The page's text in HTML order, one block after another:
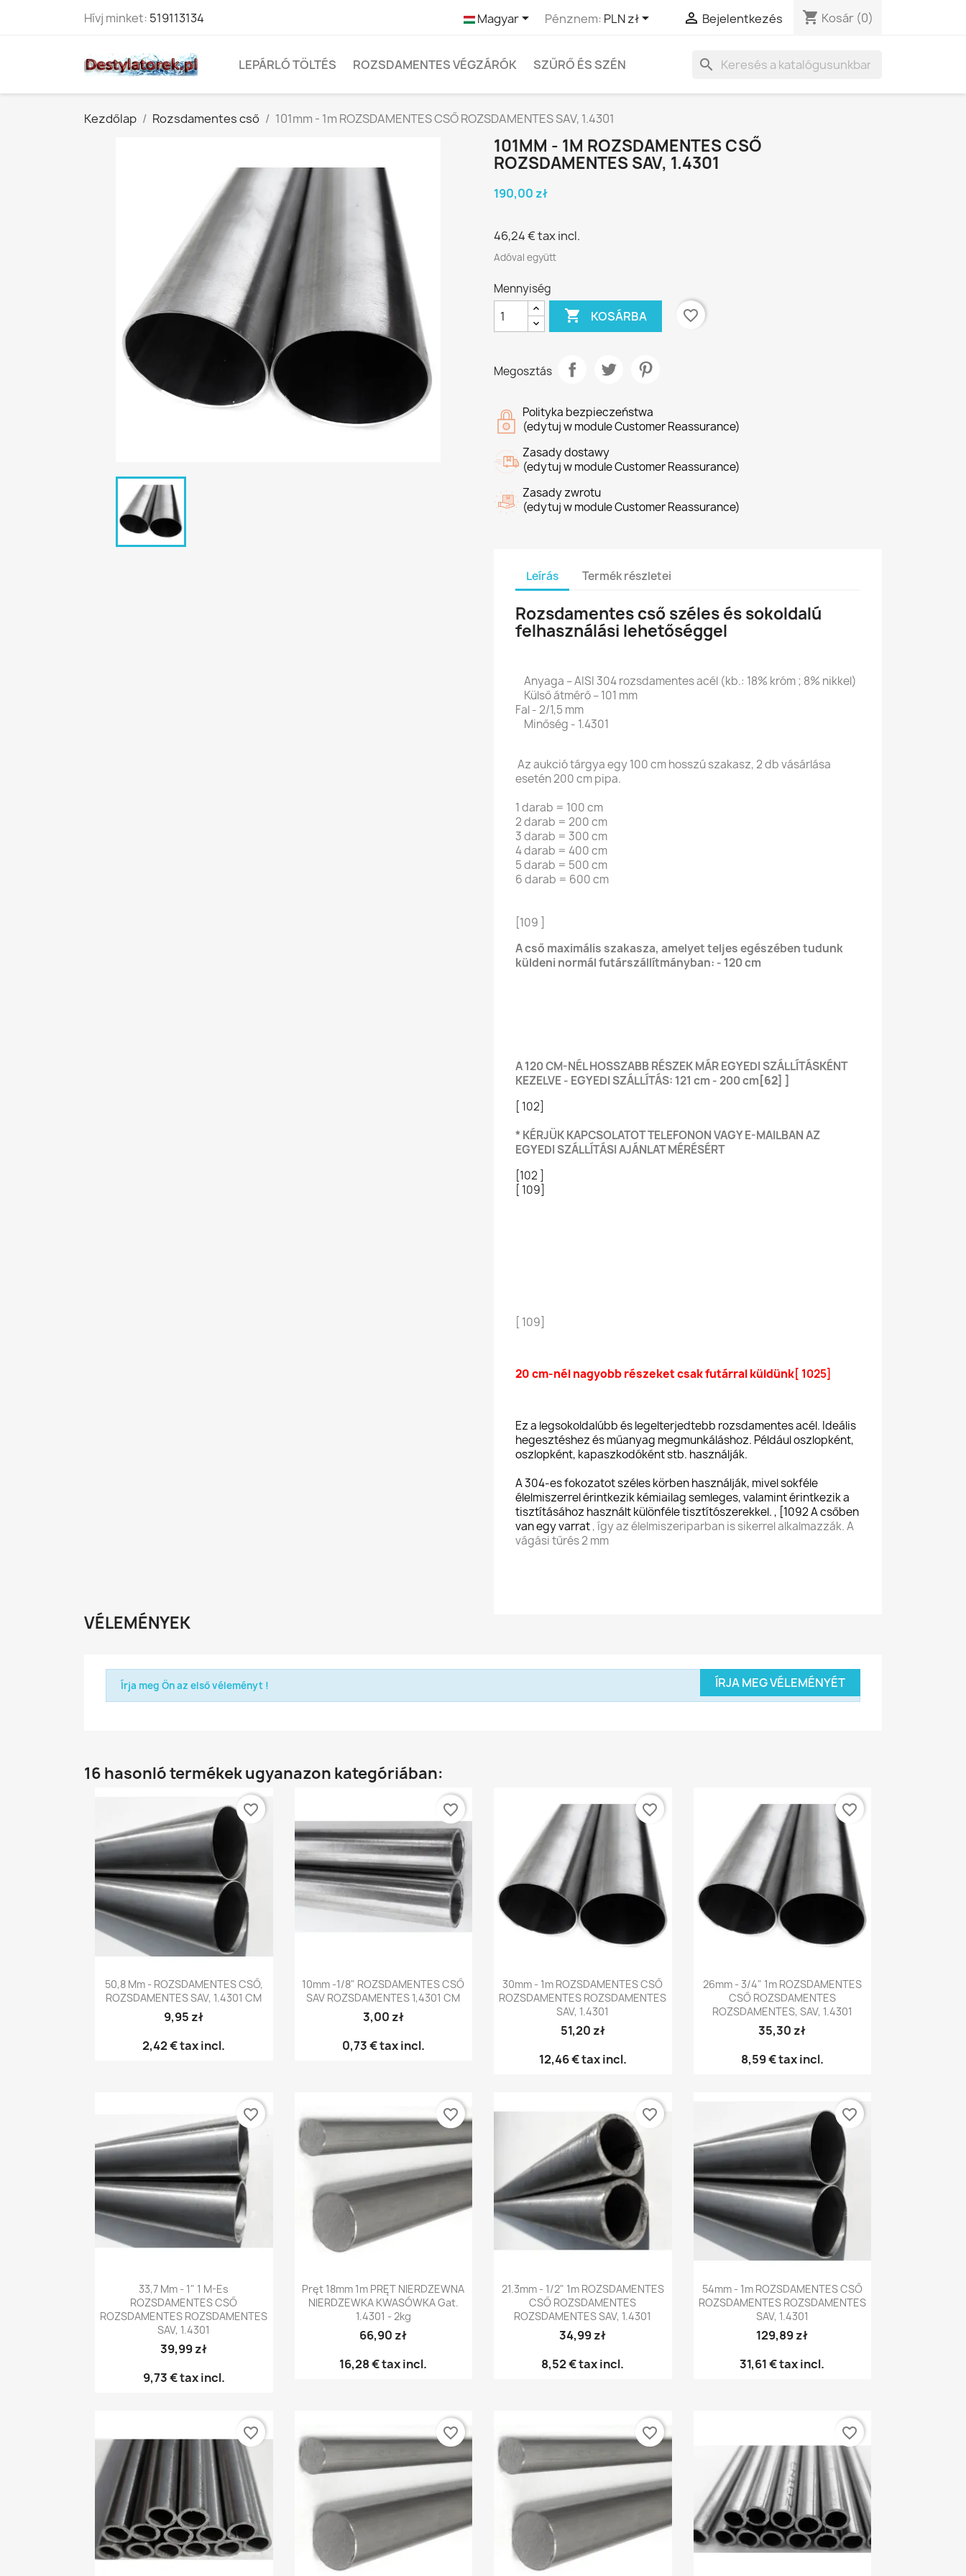
Hívj minket: 519113134 Magyar Pénznem: PLN zł  Bejelentkezés shopping_cart Kosár (0)
search
LEPÁRLÓ TÖLTÉS ROZSDAMENTES VÉGZÁRÓK SZŰRŐ ÉS SZÉN
Kezdőlap Rozsdamentes cső 101mm - 1m ROZSDAMENTES CSŐ ROZSDAMENTES SAV, 1.4301
101MM - 1M ROZSDAMENTES CSŐ
ROZSDAMENTES SAV, 1.4301
190,00 zł
46,24 €tax incl.
Adóval együtt
Mennyiség
 KOSÁRBA favorite_border
Megosztás
Polityka bezpieczeństwa
(edytuj w module Customer Reassurance)
Zasady dostawy
(edytuj w module Customer Reassurance)
Zasady zwrotu
(edytuj w module Customer Reassurance)
Leírás Termék részletei
Rozsdamentes cső széles és sokoldalú
felhasználási lehetőséggel
Anyaga – AISI 304 rozsdamentes acél (kb.: 18% króm ; 8% nikkel)
Külső átmérő – 101 mm
Fal - 2/1,5 mm
Minőség - 1.4301
Az aukció tárgya egy 100 cm hosszú szakasz, 2 db vásárlása
esetén 200 cm pipa.
1 darab = 100 cm
2 darab = 200 cm
3 darab = 300 cm
4 darab = 400 cm
5 darab = 500 cm
6 darab = 600 cm
[109 ]
A cső maximális szakasza, amelyet teljes egészében tudunk
küldeni normál futárszállítmányban: - 120 cm
A 120 CM-NÉL HOSSZABB RÉSZEK MÁR EGYEDI SZÁLLÍTÁSKÉNT
KEZELVE - EGYEDI SZÁLLÍTÁS: 121 cm - 200 cm [62] ]
[ 102]
* KÉRJÜK KAPCSOLATOT TELEFONON VAGY E-MAILBAN AZ
EGYEDI SZÁLLÍTÁSI AJÁNLAT MÉRÉSÉRT
[102 ]
[ 109]
[ 109]
20 cm-nél nagyobb részeket csak futárral küldünk[ 1025]
Ez a legsokoldalúbb és legelterjedtebb rozsdamentes acél. Ideális
hegesztéshez és műanyag megmunkáláshoz. Például oszlopként,
oszlopként, kapaszkodóként stb. használják.
A 304-es fokozatot széles körben használják, mivel sokféle
élelmiszerrel érintkezik kémiailag semleges, valamint érintkezik a
tisztításához használt különféle tisztítószerekkel. , [1092 A csőben
van egy varrat, így az élelmiszeriparban is sikerrel alkalmazzák. A
vágási tűrés 2 mm
VÉLEMÉNYEK
ÍRJA MEG VÉLEMÉNYÉT
Írja meg Ön az első véleményt !
16 hasonló termékek ugyanazon kategóriában:
Előnézet
50,8 Mm - ROZSDAMENTES CSŐ,
ROZSDAMENTES SAV, 1.4301 CM
9,95 zł
2,42 €tax incl.
favorite_border
Előnézet
10mm -1/8" ROZSDAMENTES CSŐ
SAV ROZSDAMENTES 1,4301 CM
3,00 zł
0,73 €tax incl.
favorite_border
Előnézet
30mm - 1m ROZSDAMENTES CSŐ
ROZSDAMENTES ROZSDAMENTES
SAV, 1.4301
51,20 zł
12,46 €tax incl.
favorite_border
 Előnézet
26mm - 3/4" 1m ROZSDAMENTES
CSŐ ROZSDAMENTES
ROZSDAMENTES, SAV, 1.4301
35,30 zł
8,59 €tax incl.
favorite_border
Előnézet
33,7 Mm - 1" 1 M-Es
ROZSDAMENTES CSŐ
ROZSDAMENTES ROZSDAMENTES
SAV, 1.4301
39,99 zł
9,73 €tax incl.
favorite_border
Előnézet
Pręt 18mm 1m PRĘT NIERDZEWNA
NIERDZEWKA KWASÓWKA Gat.
1.4301 - 2kg
66,90 zł
16,28 €tax incl.
favorite_border
 Előnézet
21.3mm - 1/2" 1m ROZSDAMENTES
CSŐ ROZSDAMENTES
ROZSDAMENTES SAV, 1.4301
34,99 zł
8,52 €tax incl.
favorite_border
Előnézet
54mm - 1m ROZSDAMENTES CSŐ
ROZSDAMENTES ROZSDAMENTES
SAV, 1.4301
129,89 zł
31,61 €tax incl.
favorite_border
favorite_border favorite_border favorite_border favorite_border